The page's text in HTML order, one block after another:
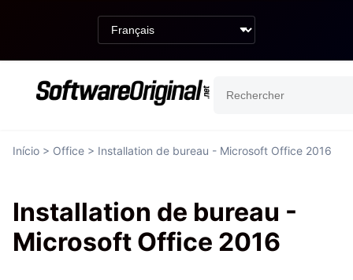
Início > Office > Installation de bureau - Microsoft Office 2016
Installation de bureau -
Microsoft Office 2016